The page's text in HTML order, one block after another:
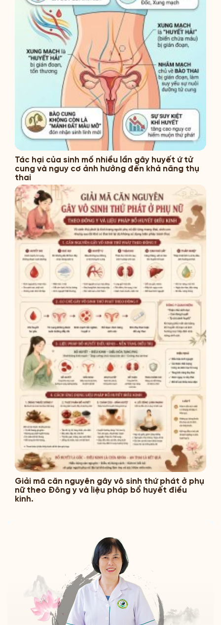
Tác hại của sinh mổ nhiều lần gây huyết ứ tử
cung và nguy cơ ảnh hưởng đến khả năng thụ
thai
Giải mã căn nguyên gây vô sinh thứ phát ở phụ
nữ theo Đông y và liệu pháp bổ huyết điều
kinh.